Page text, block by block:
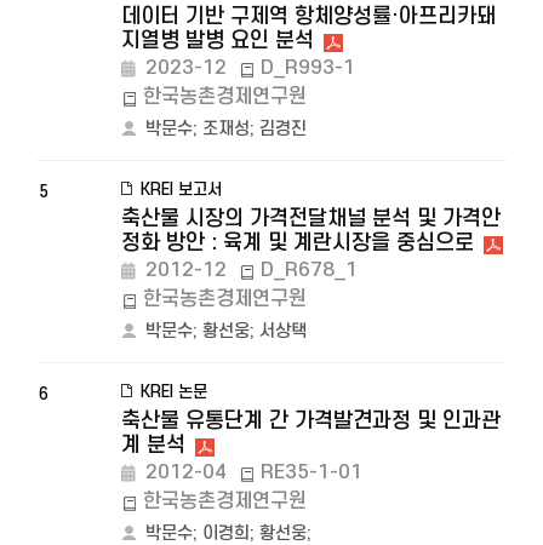
데이터 기반 구제역 항체양성률·아프리카돼
지열병 발병 요인 분석
2023-12
D_R993-1
한국농촌경제연구원
박문수; 조재성; 김경진
5 KREI 보고서
축산물 시장의 가격전달채널 분석 및 가격안
정화 방안 : 육계 및 계란시장을 중심으로
2012-12
D_R678_1
한국농촌경제연구원
박문수; 황선웅; 서상택
6 KREI 논문
축산물 유통단계 간 가격발견과정 및 인과관
계 분석
2012-04
RE35-1-01
한국농촌경제연구원
박문수; 이경희 ; 황선웅;